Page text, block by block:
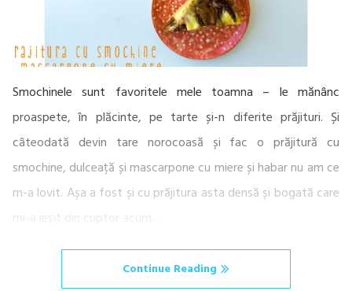
Smochinele sunt favoritele mele toamna – le mănânc
proaspete, în plăcinte, pe tarte și-n diferite prăjituri. Și
câteodată devin tare norocoasă și fac o prăjitură cu
smochine, dulceață și mascarpone cu miere și habar nu am ce
m-a lovit. Așa a fost și cu prăjitura asta densă și bogată care
mi-a ieșit din cuptor acum…
Continue Reading